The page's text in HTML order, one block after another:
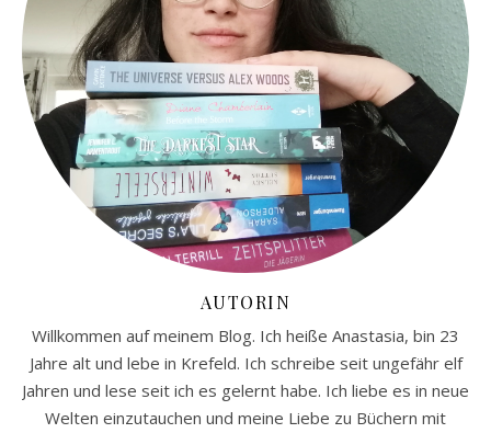
AUTORIN
Willkommen auf meinem Blog. Ich heiße Anastasia, bin 23
Jahre alt und lebe in Krefeld. Ich schreibe seit ungefähr elf
Jahren und lese seit ich es gelernt habe. Ich liebe es in neue
Welten einzutauchen und meine Liebe zu Büchern mit